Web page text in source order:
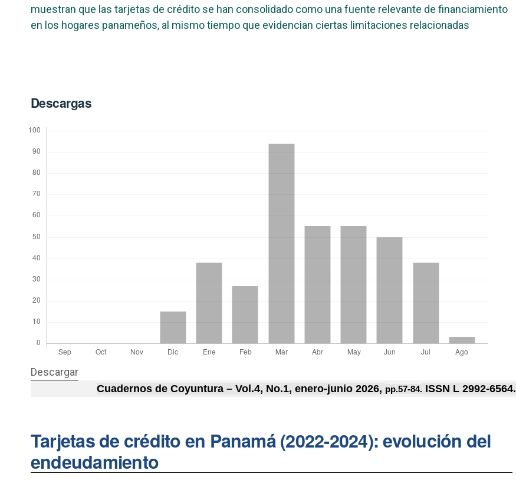
muestran que las tarjetas de crédito se han consolidado como una fuente relevante de financiamiento
en los hogares panameños, al mismo tiempo que evidencian ciertas limitaciones relacionadas
Descargas
Descargar
Cuadernos de Coyuntura – Vol.4, No.1, enero-junio 2026, pp.57-84.ISSN L 2992-6564.
Tarjetas de crédito en Panamá (2022-2024): evolución del
endeudamiento